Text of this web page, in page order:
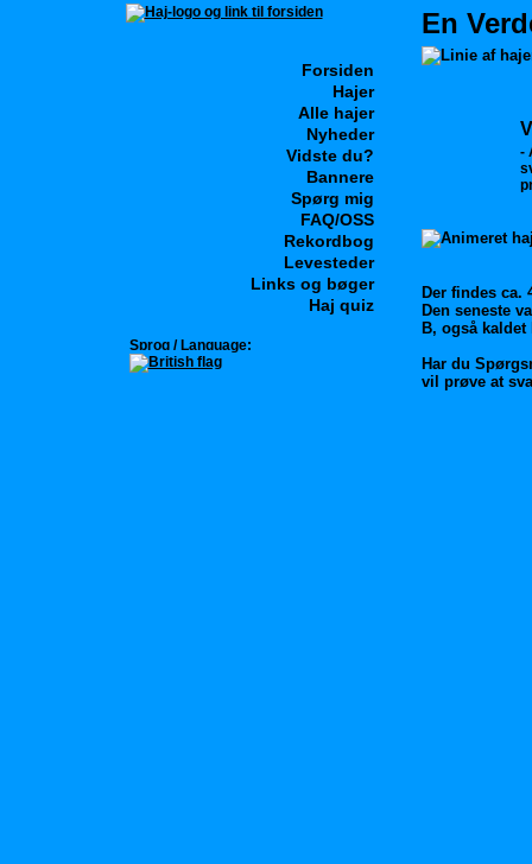
Forsiden
Hajer
Alle hajer
Nyheder
Vidste du?
Bannere
Spørg mig
FAQ/OSS
Rekordbog
Levesteder
Links og bøger
Haj quiz
Sprog / Language:
En
-
Der findes ca.
Den seneste
B, også
Har du
vil prøve at